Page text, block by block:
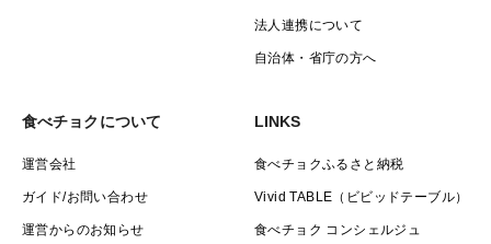
ございます。出来る限り取り除いていますがご了承下
・離島という立地上、冷凍の出荷は週に１回になります
ので、
出荷日直後にご注文の場合は出荷まで１週間程度かか
ります
法人連携について
自治体・省庁の方へ
食べチョクについて
運営会社
ガイド/お問い合わせ
運営からのお知らせ
LINKS
食べチョクふるさと納税
Vivid TABLE（ビビッドテーブル）
食べチョク コンシェルジュ